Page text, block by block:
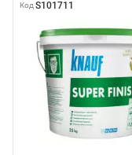
КодS101711